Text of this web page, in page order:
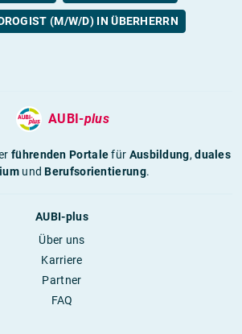
(M/W/D) IN ÜBERHERRN
AUBI-plus
führenden Portalefür Ausbildung,duales
undBerufsorientierung.
AUBI-plus
Über uns
Karriere
Partner
FAQ